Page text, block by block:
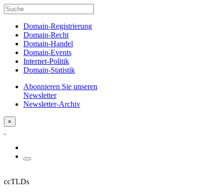
Domain-Registrierung
Domain-Recht
Domain-Handel
Domain-Events
Internet-Politik
Domain-Statistik
Abonnieren Sie unseren
Newsletter
Newsletter-Archiv
×
ccTLDs